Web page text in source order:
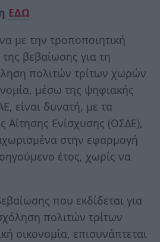
ΕΔΩ
με την τροποποιητική
βεβαίωσης για τη
πολιτών τρίτων χωρών
μέσω της ψηφιακής
είναι δυνατή, με τα
Αίτησης Ενίσχυσης (ΟΣΔΕ),
στην εφαρμογή
έτος, χωρίς να
που εκδίδεται για
πολιτών τρίτων
οικονομία, επισυνάπτεται